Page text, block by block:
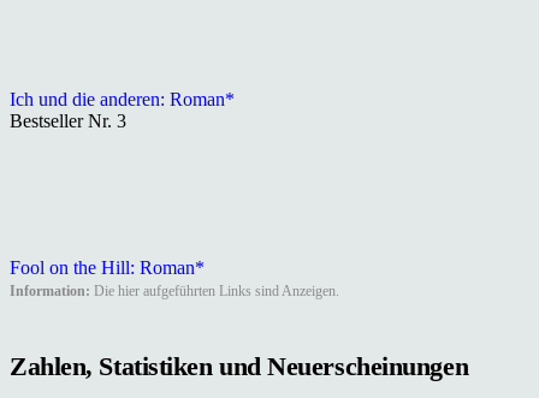
Ich und die anderen: Roman*
Bestseller Nr. 3
Fool on the Hill: Roman*
Information: Die hier aufgeführten Links sind Anzeigen.
Zahlen, Statistiken und Neuerscheinungen